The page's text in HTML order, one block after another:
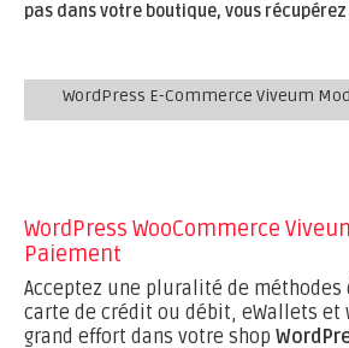
pas dans votre boutique, vous
WordPress E-Commerce Viveum
WordPress WooCommerce
Paiement
Acceptez une pluralité de méthodes
carte de crédit ou débit, eWallets et
grand effort dans votre shop